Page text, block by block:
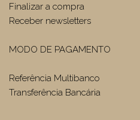
Finalizar a compra
Receber newsletters
MODO DE PAGAMENTO
Referência Multibanco
Transferência Bancária